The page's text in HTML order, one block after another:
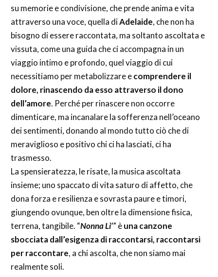
su memorie e condivisione, che prende anima e vita
attraverso una voce, quella diAdelaide, che non ha
bisogno di essere raccontata, ma soltanto ascoltata e
vissuta, come una guida che ci accompagna in un
viaggio intimo e profondo, quel viaggio di cui
necessitiamo per metabolizzare ecomprendere il
dolore, rinascendo da esso attraverso il dono
dell’amore. Perché per rinascere non occorre
dimenticare, ma incanalare la sofferenza nell’oceano
dei sentimenti, donando al mondo tutto ciò che di
meraviglioso e positivo chi ci ha lasciati, ci ha
trasmesso.
La spensieratezza, le risate, la musica ascoltata
insieme; uno spaccato di vita saturo di affetto, che
dona forza e resilienza e sovrasta paure e timori,
giungendo ovunque, ben oltre la dimensione fisica,
terrena, tangibile. “Nonna Li’” èuna canzone
sbocciata dall’esigenza di raccontarsi, raccontarsi
per raccontare, a chi ascolta, che non siamo mai
realmente soli.